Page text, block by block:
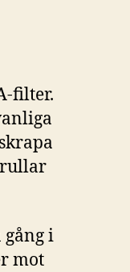
filter.
rullar
i
mot